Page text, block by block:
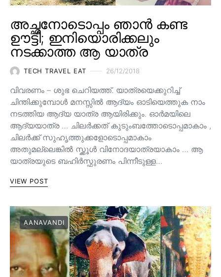
അച്ഛനോടൊപ്പം ഞാൻ കണ്ട
ഊട്ടി; ഇനിയൊരിക്കലും
നടക്കാത്ത ആ യാത്ര
TECH TRAVEL EAT 26/12/2018
വിവരണം – ശുഭ ചെറിയത്ത്. യാത്രയെക്കുറിച്ച്
ചിന്തിക്കുമ്പോൾ മനസ്സിൽ ആദ്യം ഓടിയെത്തുക നാം
നടത്തിയ ആദ്യ യാത്ര ആയിരിക്കും. ഓർമയിലെ
ആദ്യയാത്ര … ചിലർക്കത് കുടുംബത്തോടൊപ്പമാകാം ,
ചിലർക്ക് സുഹൃത്തുക്കളോടൊപ്പമാകാം
അതുമല്ലെങ്കിൽ സ്ക്കൂൾ വിനോദയാത്രയാകാം … ആ
യാത്രയുടെ ബഹിർസ്ഫുരണം പിന്നീടുള്ള…
VIEW POST
AANAVANDI